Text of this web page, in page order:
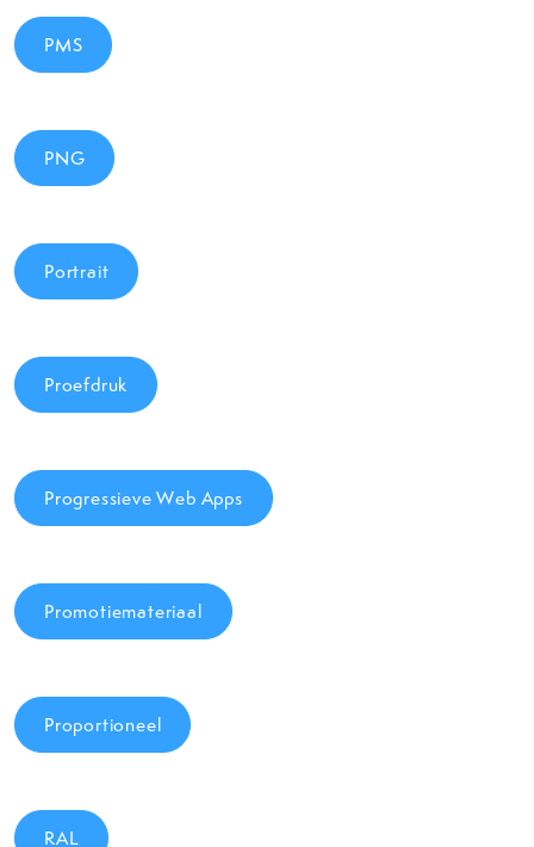
PMS
PNG
Portrait
Proefdruk
Progressieve Web Apps
Promotiemateriaal
Proportioneel
RAL